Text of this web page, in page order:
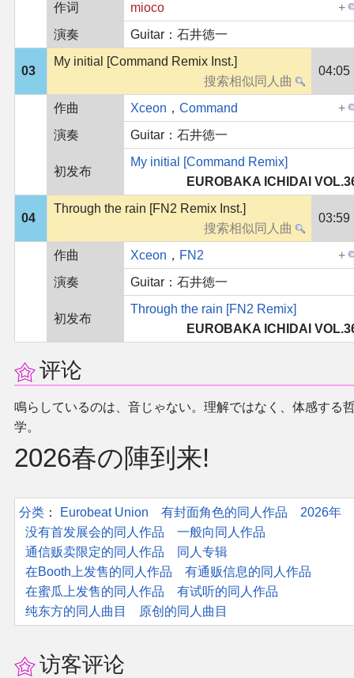
作词
mioco
演奏
Guitar：石井徳一
03
My initial [Command Remix Inst.]
04:05
作曲 Xceon ， Command
演奏
Guitar：石井徳一
初发布
My initial [Command Remix]
EUROBAKA ICHIDAI
04
Through the rain [FN2 Remix Inst.]
03:59
作曲 Xceon ， FN2
演奏
Guitar：石井徳一
初发布
Through the rain [FN2 Remix]
EUROBAKA ICHIDAI
评论
鳴らしているのは、音じゃない。理解ではなく、体感する
学。
2026春の陣到来!
分类 ：​ Eurobeat Union 有封面角色的同人作品
2026年
没有首发展会的同人作品
一般向同人作品
通信贩卖限定的同人作品
同人专辑
在Booth上发售的同人作品
有通贩信息的同人作品
在蜜瓜上发售的同人作品
有试听的同人作品
纯东方的同人曲目
原创的同人曲目
访客评论